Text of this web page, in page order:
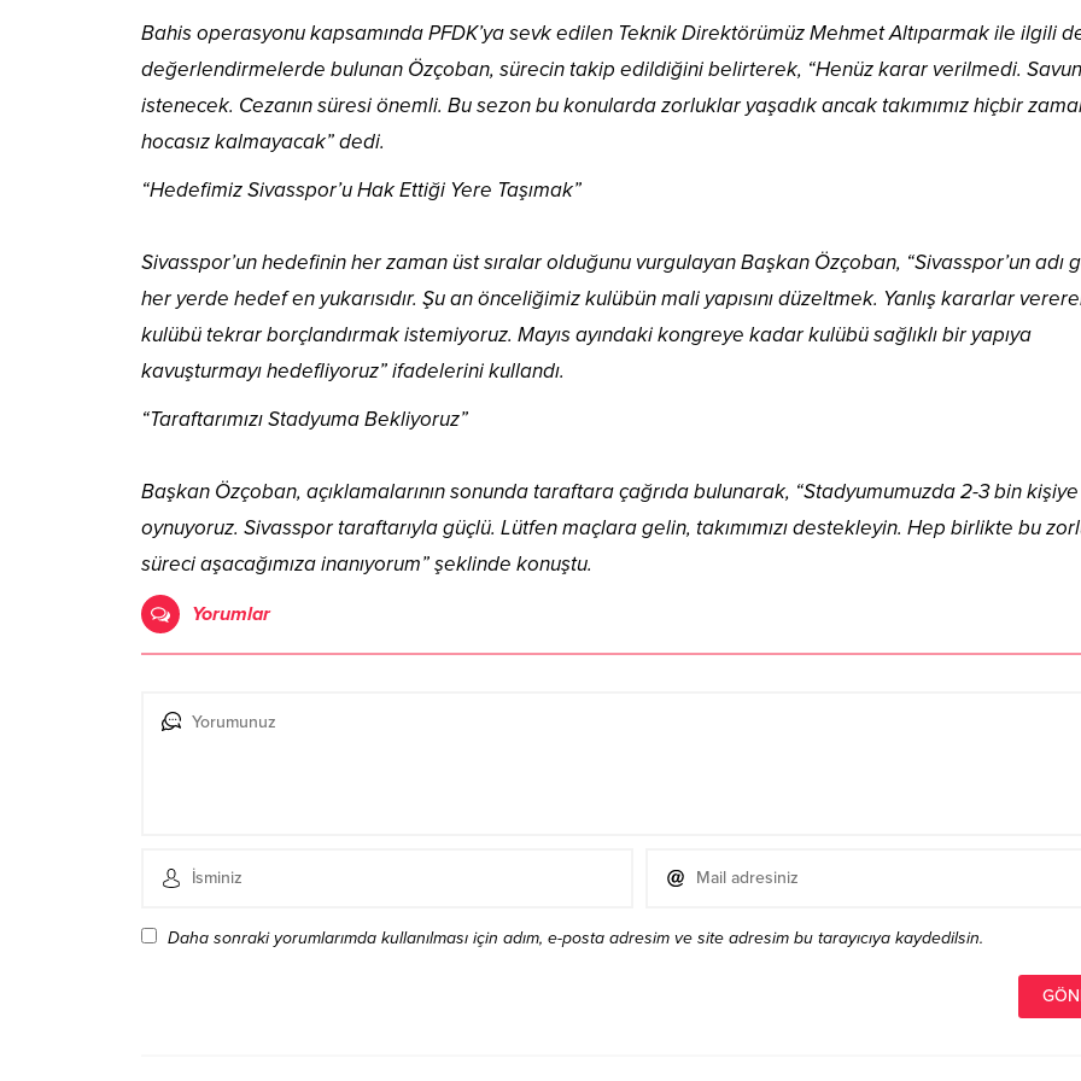
Bahis operasyonu kapsamında PFDK’ya sevk edilen Teknik Direktörümüz Mehmet Altıparmak ile ilgili
değerlendirmelerde bulunan Özçoban, sürecin takip edildiğini belirterek, “Henüz karar verilmedi.
istenecek. Cezanın süresi önemli. Bu sezon bu konularda zorluklar yaşadık ancak takımımız hiçbir
hocasız kalmayacak” dedi.
“Hedefimiz Sivasspor’u Hak Ettiği Yere Taşımak”
Sivasspor’un hedefinin her zaman üst sıralar olduğunu vurgulayan Başkan Özçoban, “Sivasspor’un adı
her yerde hedef en yukarısıdır. Şu an önceliğimiz kulübün mali yapısını düzeltmek. Yanlış kararlar
kulübü tekrar borçlandırmak istemiyoruz. Mayıs ayındaki kongreye kadar kulübü sağlıklı bir yapıya
kavuşturmayı hedefliyoruz” ifadelerini kullandı.
“Taraftarımızı Stadyuma Bekliyoruz”
Başkan Özçoban, açıklamalarının sonunda taraftara çağrıda bulunarak, “Stadyumumuzda 2-3 bin kişiye
oynuyoruz. Sivasspor taraftarıyla güçlü. Lütfen maçlara gelin, takımımızı destekleyin. Hep birlikte bu
süreci aşacağımıza inanıyorum” şeklinde konuştu.
Yorumlar
Daha sonraki yorumlarımda kullanılması için adım, e-posta adresim ve site adresim bu tarayıcıya kaydedilsin.